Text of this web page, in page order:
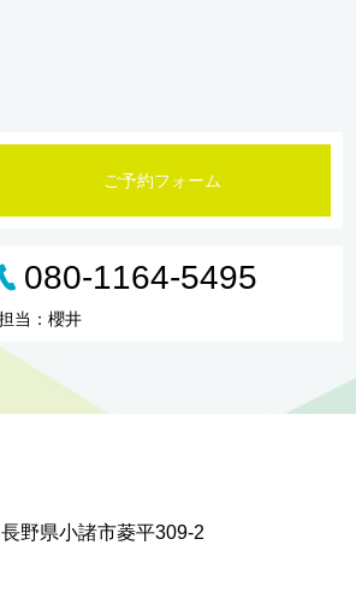
ご予約フォーム
080-1164-5495
当：櫻井
野県小諸市菱平309-2